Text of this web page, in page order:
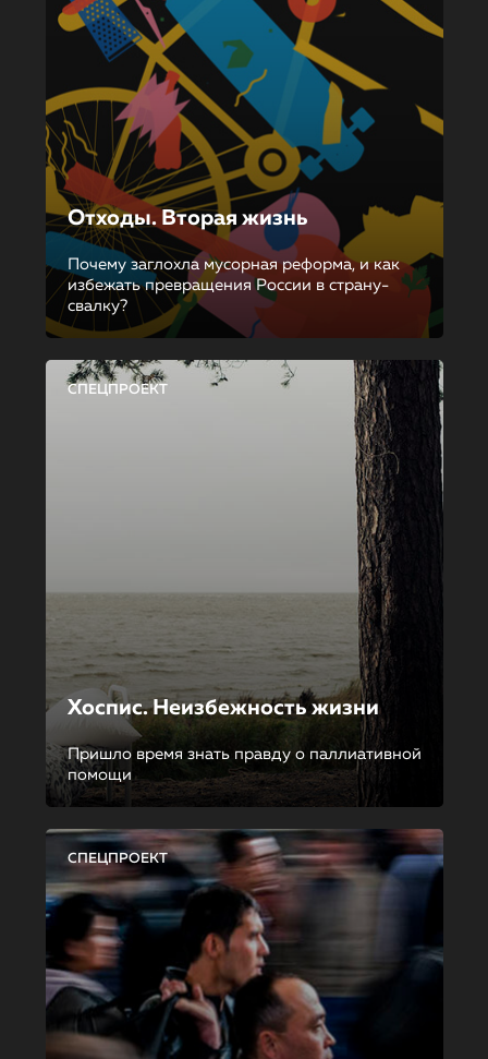
Отходы. Вторая жизнь
Почему заглохла мусорная реформа, и как
избежать превращения России в страну-
свалку?
СПЕЦПРОЕКТ
Хоспис. Неизбежность жизни
Пришло время знать правду о паллиативной
помощи
СПЕЦПРОЕКТ